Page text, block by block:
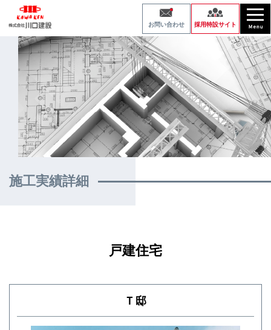
お問い合わせ 採用特設サイト
施工実績詳細
戸建住宅
Ｔ邸